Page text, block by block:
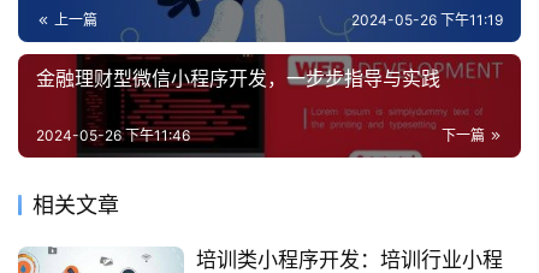
上一篇 2024-05-26 下午11:19
金融理财型微信小程序开发，一步步指导与实践
下一篇
2024-05-26 下午11:46
相关文章
培训类小程序开发：培训行业小程